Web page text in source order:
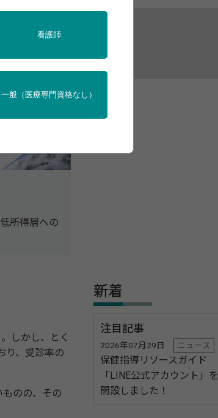
所得層への
しかし、とく
り、受診率の
のの、その
新着
注目記事
2026年07月29日 ニュース
保健指導リソースガイド
「LINE公式アカウント」を
開設しました！
看護師
一般（医療専門資格なし）